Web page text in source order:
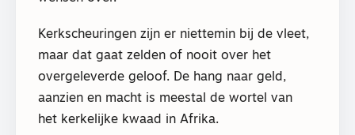
Kerkscheuringen zijn er niettemin bij de vleet,
maar dat gaat zelden of nooit over het
overgeleverde geloof. De hang naar geld,
aanzien en macht is meestal de wortel van
het kerkelijke kwaad in Afrika.